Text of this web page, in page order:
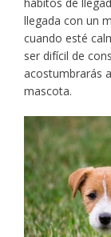
llegada con un
cuando esté
ser difícil de
acostumbrarás
mascota.